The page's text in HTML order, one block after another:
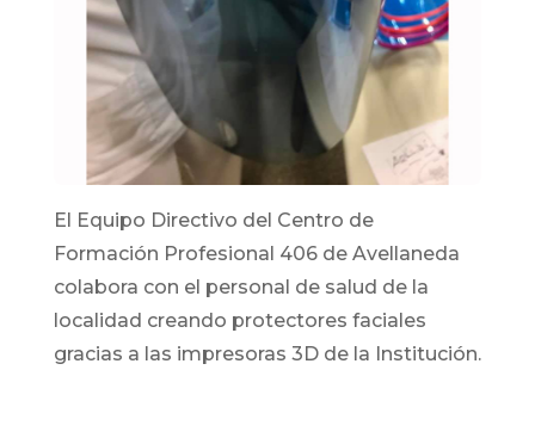
El Equipo Directivo del Centro de
Formación Profesional 406 de Avellaneda
colabora con el personal de salud de la
localidad creando protectores faciales
gracias a las impresoras 3D de la Institución.